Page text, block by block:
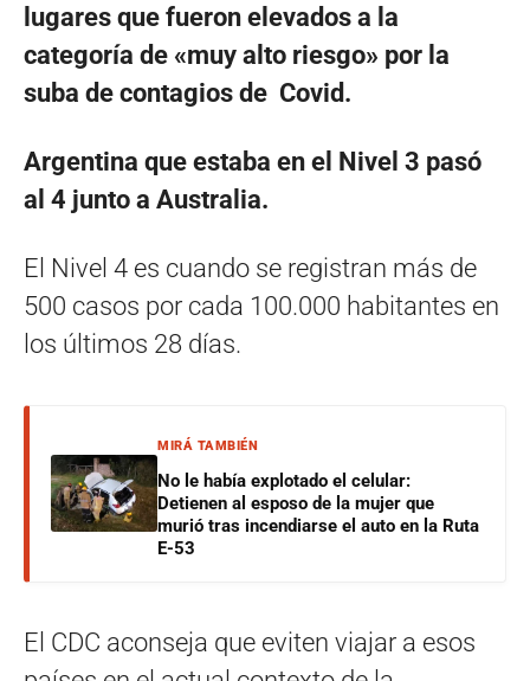
lugares que fueron elevados a la
categoría de «muy alto riesgo» por la
suba de contagios de Covid.
Argentina que estaba en el Nivel 3 pasó
al 4 junto a Australia.
El Nivel 4 es cuando se registran más de
500 casos por cada 100.000 habitantes en
los últimos 28 días.
MIRÁ TAMBIÉN
No le había explotado el celular:
Detienen al esposo de la mujer que
murió tras incendiarse el auto en la Ruta
E-53
El CDC aconseja que eviten viajar a esos